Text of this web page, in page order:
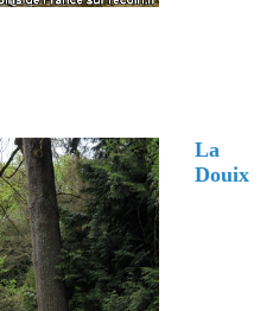
La
Douix